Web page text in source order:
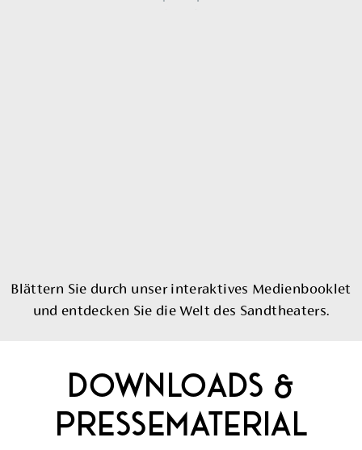
Blättern Sie durch unser interaktives Medienbooklet
und entdecken Sie die Welt des Sandtheaters.
DOWNLOADS &
PRESSEMATERIAL